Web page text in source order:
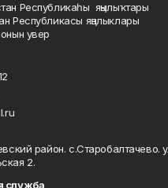
Республикаһы яңылыҡтары
Республикасы яңалыклары
увер
район. с.Старобалтачево.
2.
служба